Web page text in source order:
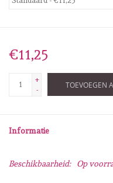
Gereedschap
Stansmachine en
€11,25
+
-
TOEVOEGEN
Informatie
Beschikbaarheid: Op